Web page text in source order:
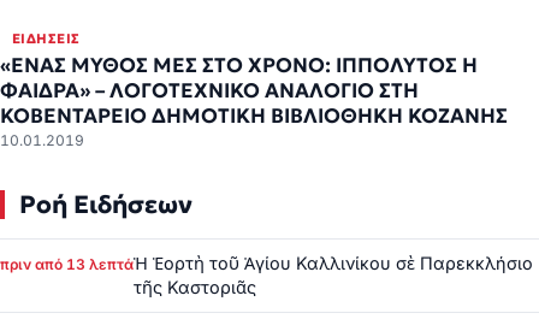
ΕΙΔΉΣΕΙΣ
«EΝΑΣ ΜΥΘΟΣ ΜΕΣ ΣΤΟ ΧΡΟΝΟ: ΙΠΠΟΛΥΤΟΣ Η
ΦΑΙΔΡΑ» – ΛΟΓΟΤΕΧΝΙΚΟ ΑΝΑΛΟΓΙΟ ΣΤΗ
ΚΟΒΕΝΤΑΡΕΙΟ ΔΗΜΟΤΙΚΗ ΒΙΒΛΙΟΘΗΚΗ ΚΟΖΑΝΗΣ
10.01.2019
Ροή Ειδήσεων
πριν από 13 λεπτάἩ Ἑορτὴ τοῦ Ἁγίου Καλλινίκου σὲ Παρεκκλήσιο
τῆς Καστοριᾶς